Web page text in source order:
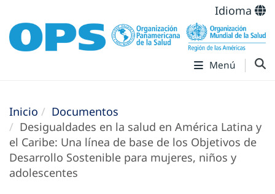
Idioma
Menú
Inicio
Documentos
Desigualdades en la salud en América Latina y
el Caribe: Una línea de base de los Objetivos de
Desarrollo Sostenible para mujeres, niños y
adolescentes